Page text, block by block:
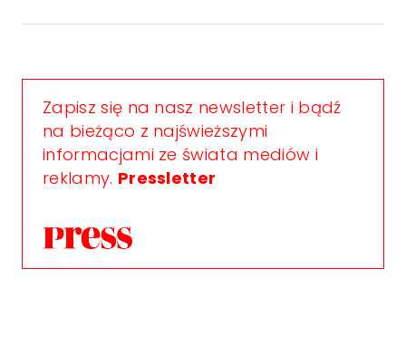
Zapisz się na nasz newsletter i bądź
na bieżąco z najświeższymi
informacjami ze świata mediów i
reklamy. Pressletter